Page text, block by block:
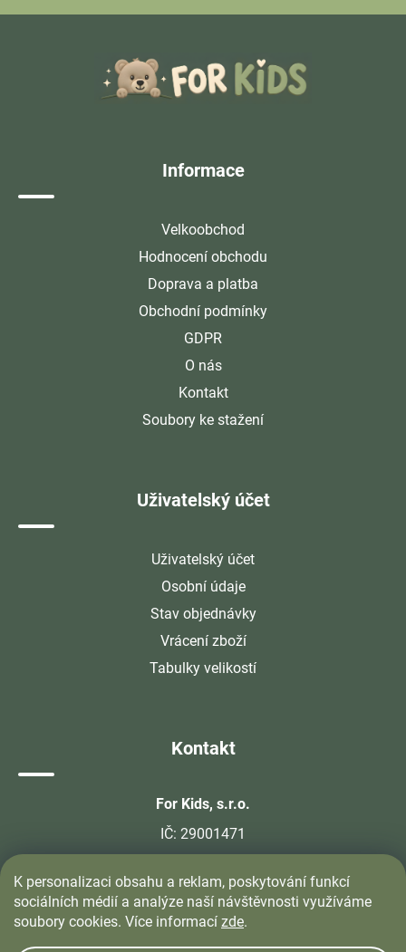
K personalizaci obsahu a reklam, poskytování funkcí
sociálních médií a analýze naší návštěvnosti využíváme
soubory cookies. Více informací zde.
Informace
Velkoobchod
Hodnocení obchodu
Doprava a platba
Obchodní podmínky
GDPR
O nás
Kontakt
Soubory ke stažení
Uživatelský účet
Uživatelský účet
Osobní údaje
Stav objednávky
Vrácení zboží
Tabulky velikostí
Kontakt
For Kids, s.r.o.
IČ: 29001471
info@velkoobchodprodeti.cz
+420 774 405 405